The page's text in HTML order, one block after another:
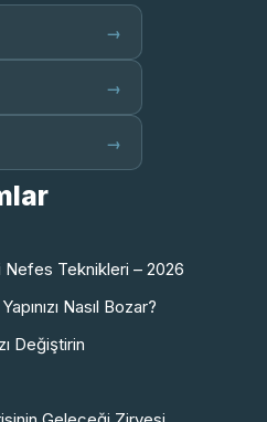
→
→
→
Nefes Teknikleri – 2026
Nasıl Bozar?
Değiştirin